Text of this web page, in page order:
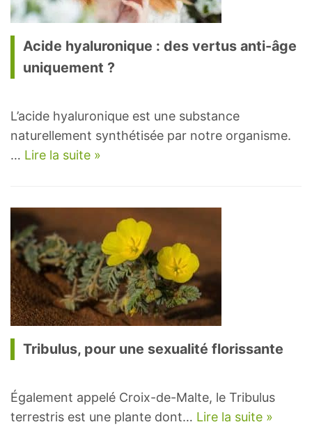
Acide hyaluronique : des vertus anti-âge
uniquement ?
L’acide hyaluronique est une substance
naturellement synthétisée par notre organisme.
… Lire la suite »
Tribulus, pour une sexualité florissante
Également appelé Croix-de-Malte, le Tribulus
terrestris est une plante dont… Lire la suite »